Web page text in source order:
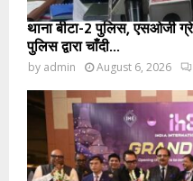
थाना बीटा-2 पुलिस, एसओजी
पुलिस द्वारा चाँदी...
by admin August 6, 2026